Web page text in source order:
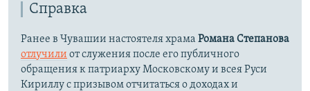
Справка
Ранее в Чувашии настоятеля храма Романа Степанова
отлучили от служения после его публичного
обращения к патриарху Московскому и всея Руси
Кириллу с призывом отчитаться о доходах и